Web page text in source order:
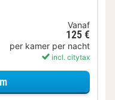
Vanaf
125 €
per kamer per nacht
incl. citytax
voor Studio